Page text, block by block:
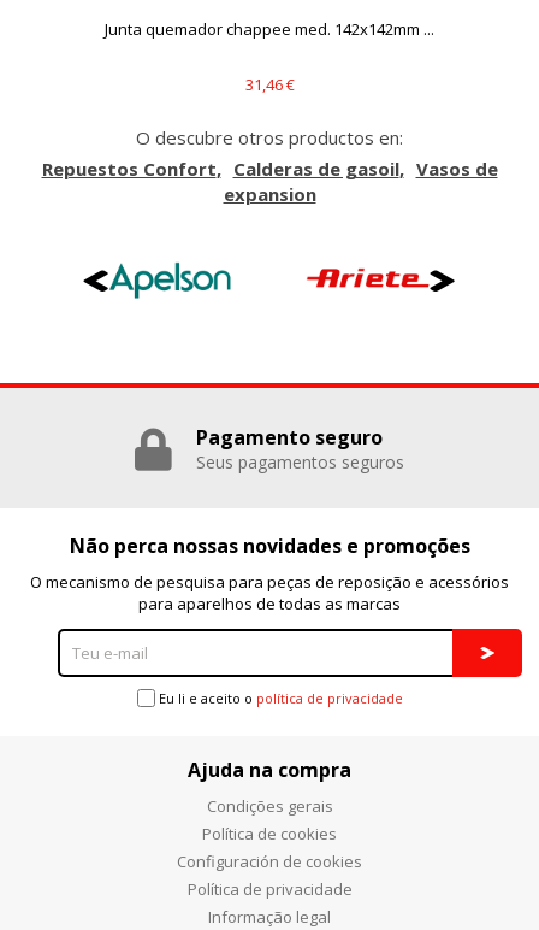
Junta quemador chappee med. 142x142mm ...
31,46 €
O descubre otros productos en:
Repuestos Confort
Calderas de gasoil
Vasos de
expansion
Pagamento seguro
Seus pagamentos seguros
Não perca nossas novidades e promoções
O mecanismo de pesquisa para peças de reposição e acessórios
para aparelhos de todas as marcas
Eu li e aceito o política de privacidade
Ajuda na compra
Condições gerais
Política de cookies
Configuración de cookies
Política de privacidade
Informação legal
_evAd, _evCoupon, _evSubscription, _evPromt
GUARDAR CONFIGURACIÓN
consultar nuestrapolítica de cookies